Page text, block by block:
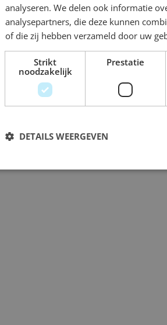
analyseren. We delen ook informatie
analysepartners, die deze kunnen
of die zij hebben verzameld door uw
Strikt
noodzakelijk
Prestatie
DETAILS WEERGEVEN